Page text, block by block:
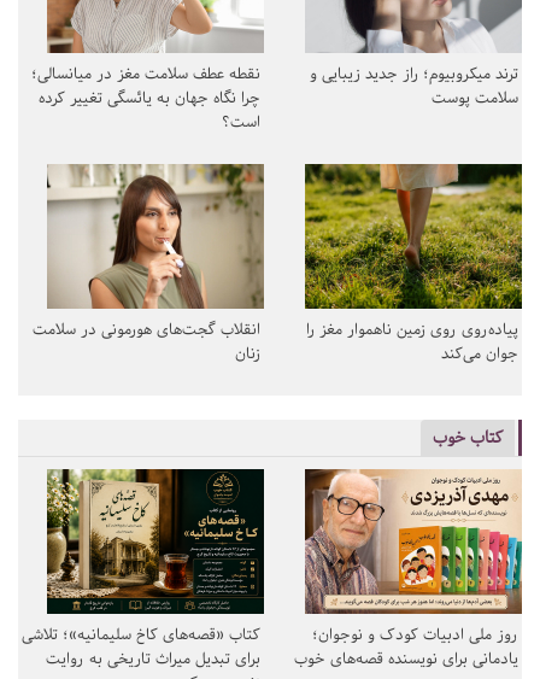
ترند میکروبیوم؛ راز جدید زیبایی و
سلامت پوست
نقطه عطف سلامت مغز در میانسالی؛
چرا نگاه جهان به یائسگی تغییر کرده
است؟
پیاده‌روی روی زمین ناهموار مغز را
جوان می‌کند
انقلاب گجت‌های هورمونی در سلامت
زنان
کتاب خوب
روز ملی ادبیات کودک و نوجوان؛
یادمانی برای نویسنده قصه‌های خوب
کتاب «قصه‌های کاخ سلیمانیه»؛ تلاشی
برای تبدیل میراث تاریخی به روایت